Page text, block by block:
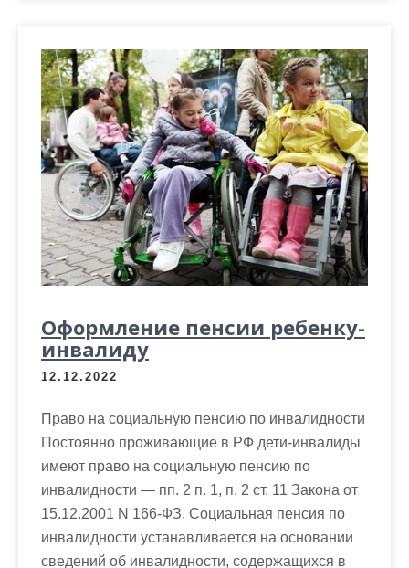
Оформление пенсии ребенку-
инвалиду
12.12.2022
Право на социальную пенсию по инвалидности
Постоянно проживающие в РФ дети-инвалиды
имеют право на социальную пенсию по
инвалидности — пп. 2 п. 1, п. 2 ст. 11 Закона от
15.12.2001 N 166-ФЗ. Социальная пенсия по
инвалидности устанавливается на основании
сведений об инвалидности, содержащихся в